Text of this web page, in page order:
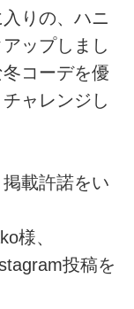
りの、ハニ
ップしまし
コーデを優
ャレンジし
載許諾をい
様、
投稿を